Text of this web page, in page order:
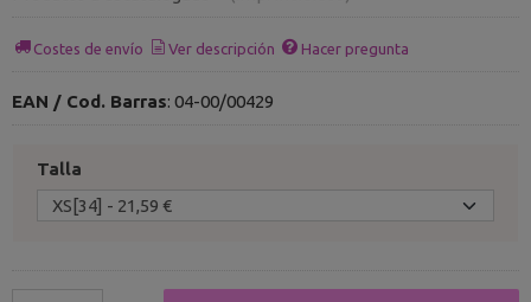
Costes de envío Ver descripción Hacer pregunta
EAN / Cod. Barras: 04-00/00429
Talla